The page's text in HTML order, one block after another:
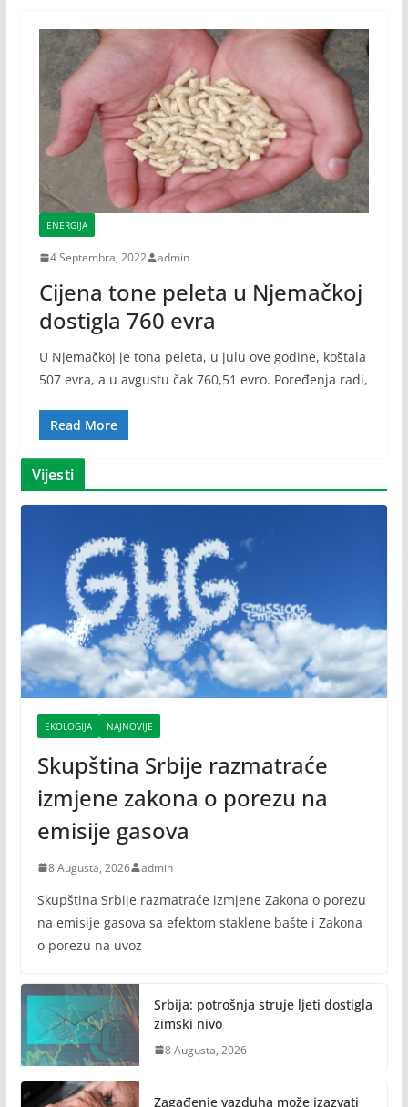
ENERGIJA
4 Septembra, 2022 admin
Cijena tone peleta u Njemačkoj
dostigla 760 evra
U Njemačkoj je tona peleta, u julu ove godine, koštala
507 evra, a u avgustu čak 760,51 evro. Poređenja radi,
Read More
Vijesti
EKOLOGIJA NAJNOVIJE
Skupština Srbije razmatraće
izmjene zakona o porezu na
emisije gasova
8 Augusta, 2026 admin
Skupština Srbije razmatraće izmjene Zakona o porezu
na emisije gasova sa efektom staklene bašte i Zakona
o porezu na uvoz
Srbija: potrošnja struje ljeti dostigla
zimski nivo
8 Augusta, 2026
Zagađenje vazduha može izazvati